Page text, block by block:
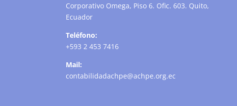
Corporativo Omega, Piso 6. Ofic. 603. Quito,
Ecuador
Teléfono:
+593 2 453 7416
Mail:
contabilidadachpe@achpe.org.ec